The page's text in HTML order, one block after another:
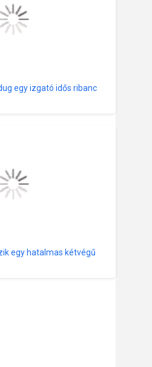
egy izgató idős ribanc
egy hatalmas kétvégű